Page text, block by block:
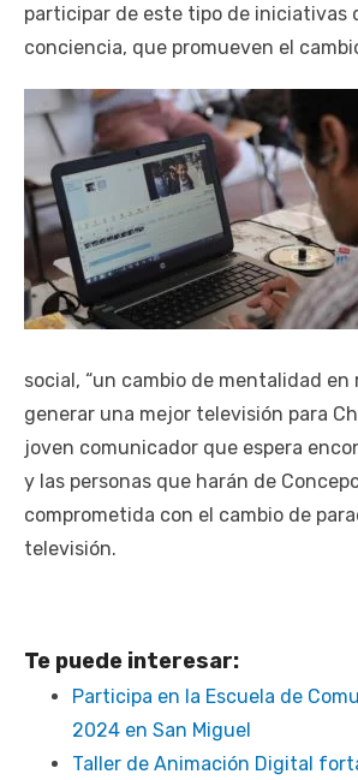
participar de este tipo de iniciativas
conciencia, que promueven el
social, “un cambio de mentalidad en
generar una mejor televisión para
joven comunicador que espera
y las personas que harán de
comprometida con el cambio de
televisión.
Te puede interesar:
Participa en la Escuela de
2024 en San Miguel
Taller de Animación Digital